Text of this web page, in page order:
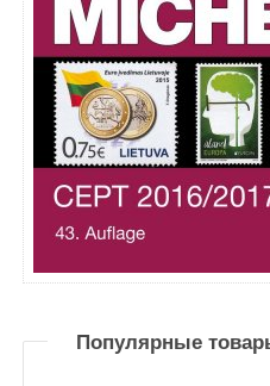
Популярные